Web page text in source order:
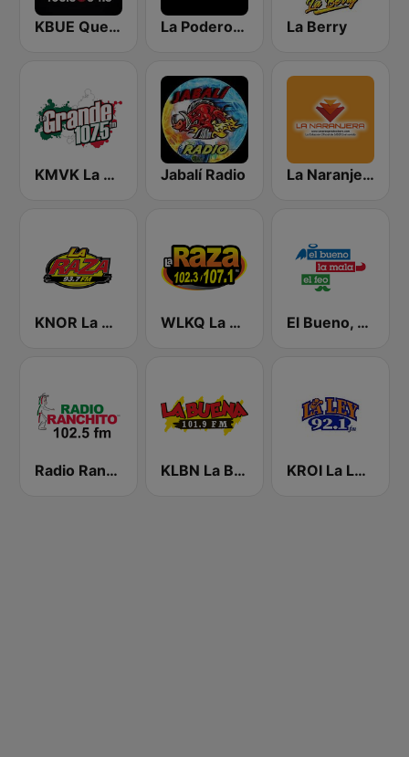
KBUE Que Buena 105.5 / 94.3 FM (US Only) La Poderosa Atlanta La Berry
KMVK La Grande 107.5 FM Jabalí Radio La Naranjera de Sibers
KNOR La Raza 93.7 (US Only) WLKQ La Raza 102.3 El Bueno, La Mala y El Feo
Radio Ranchito KLBN La Buena 101.9 FM KROI La Ley 92.1 FM